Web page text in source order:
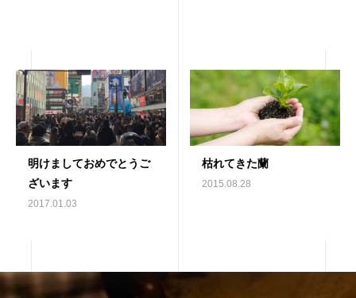
明けましておめでとうご
ざいます
2017.01.03
枯れてきた蘭
2015.08.28